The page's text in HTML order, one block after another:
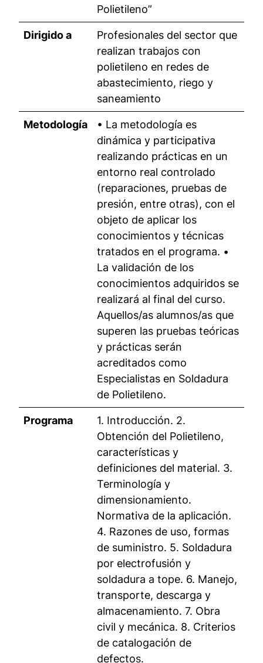
Polietileno”
Dirigido a
Profesionales del sector que
realizan trabajos con
polietileno en redes de
abastecimiento, riego y
saneamiento
Metodología
• La metodología es
dinámica y participativa
realizando prácticas en un
entorno real controlado
(reparaciones, pruebas de
presión, entre otras), con el
objeto de aplicar los
conocimientos y técnicas
tratados en el programa. •
La validación de los
conocimientos adquiridos se
realizará al final del curso.
Aquellos/as alumnos/as que
superen las pruebas teóricas
y prácticas serán
acreditados como
Especialistas en Soldadura
de Polietileno.
Programa
1. Introducción. 2.
Obtención del Polietileno,
características y
definiciones del material. 3.
Terminología y
dimensionamiento.
Normativa de la aplicación.
4. Razones de uso, formas
de suministro. 5. Soldadura
por electrofusión y
soldadura a tope. 6. Manejo,
transporte, descarga y
almacenamiento. 7. Obra
civil y mecánica. 8. Criterios
de catalogación de
defectos.